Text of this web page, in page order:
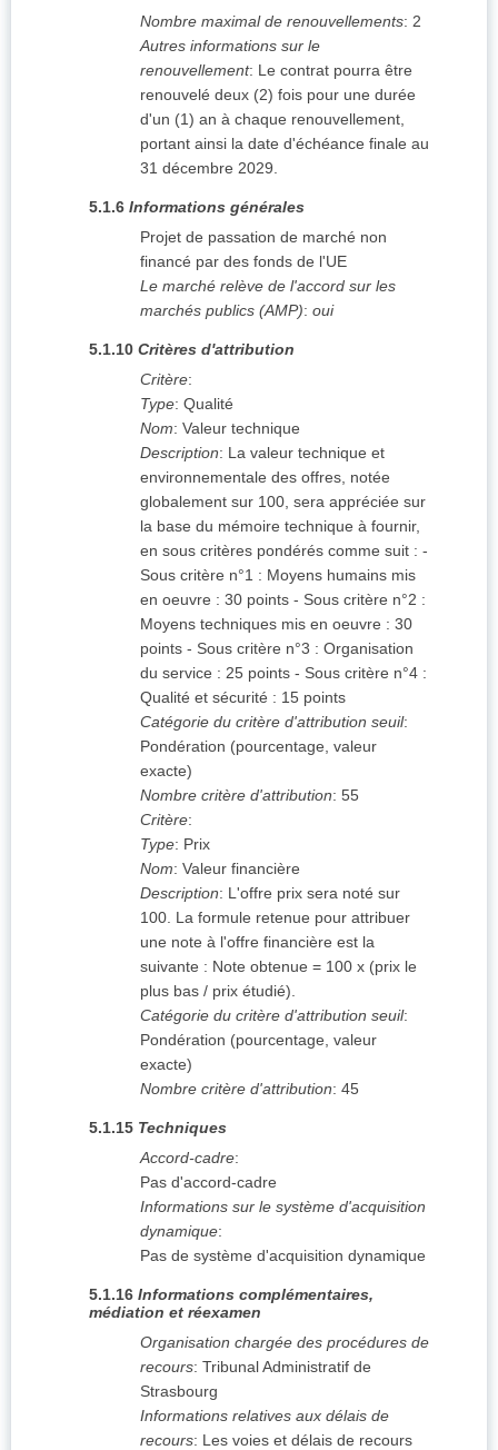
Nombre maximal de renouvellements: 2
Autres informations sur le
renouvellement: Le contrat pourra être
renouvelé deux (2) fois pour une durée
d'un (1) an à chaque renouvellement,
portant ainsi la date d'échéance finale au
31 décembre 2029.
5.1.6 Informations générales
Projet de passation de marché non
financé par des fonds de l'UE
Le marché relève de l'accord sur les
marchés publics (AMP): oui
5.1.10 Critères d'attribution
Critère:
Type: Qualité
Nom: Valeur technique
Description: La valeur technique et
environnementale des offres, notée
globalement sur 100, sera appréciée sur
la base du mémoire technique à fournir,
en sous critères pondérés comme suit : -
Sous critère n°1 : Moyens humains mis
en oeuvre : 30 points - Sous critère n°2 :
Moyens techniques mis en oeuvre : 30
points - Sous critère n°3 : Organisation
du service : 25 points - Sous critère n°4 :
Qualité et sécurité : 15 points
Catégorie du critère d'attribution seuil:
Pondération (pourcentage, valeur
exacte)
Nombre critère d'attribution: 55
Critère:
Type: Prix
Nom: Valeur financière
Description: L'offre prix sera noté sur
100. La formule retenue pour attribuer
une note à l'offre financière est la
suivante : Note obtenue = 100 x (prix le
plus bas / prix étudié).
Catégorie du critère d'attribution seuil:
Pondération (pourcentage, valeur
exacte)
Nombre critère d'attribution: 45
5.1.15 Techniques
Accord-cadre:
Pas d'accord-cadre
Informations sur le système d'acquisition
dynamique:
Pas de système d'acquisition dynamique
5.1.16 Informations complémentaires,
médiation et réexamen
Organisation chargée des procédures de
recours: Tribunal Administratif de
Strasbourg
Informations relatives aux délais de
recours: Les voies et délais de recours